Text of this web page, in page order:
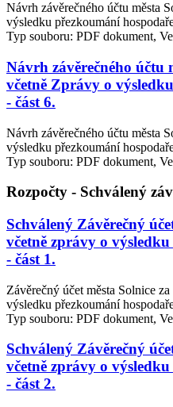
Návrh závěrečného účtu města
výsledku přezkoumání
Typ souboru: PDF dokument,
Návrh závěrečného účtu
včetně Zprávy o
- část 6.
Návrh závěrečného účtu města
výsledku přezkoumání
Typ souboru: PDF dokument,
Rozpočty - Schválený
Schválený Závěrečný
včetně zprávy o
- část 1.
Závěrečný účet města Solnice
výsledku přezkoumání
Typ souboru: PDF dokument,
Schválený Závěrečný
včetně zprávy o
- část 2.